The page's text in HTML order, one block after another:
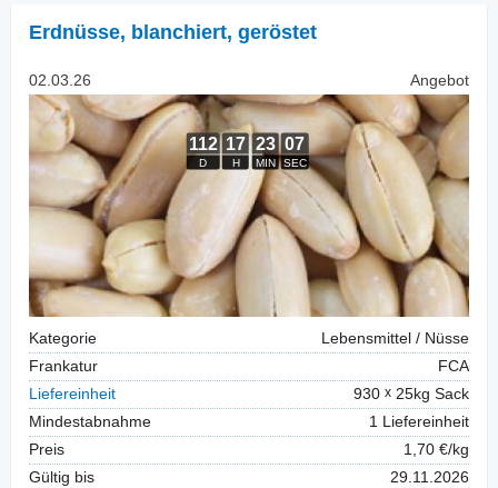
Erdnüsse, blanchiert, geröstet
02.03.26 Angebot
Kategorie
Lebensmittel / Nüsse
Frankatur
FCA
Liefereinheit
930
25kg Sack
Mindestabnahme
1 Liefereinheit
Preis
1,70 €/kg
Gültig bis
29.11.2026